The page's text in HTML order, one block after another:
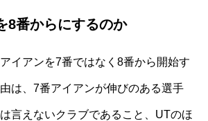
8番からにするのか
イアンを7番ではなく8番から開始す
は、7番アイアンが伸びのある選手
言えないクラブであること、UTのほ